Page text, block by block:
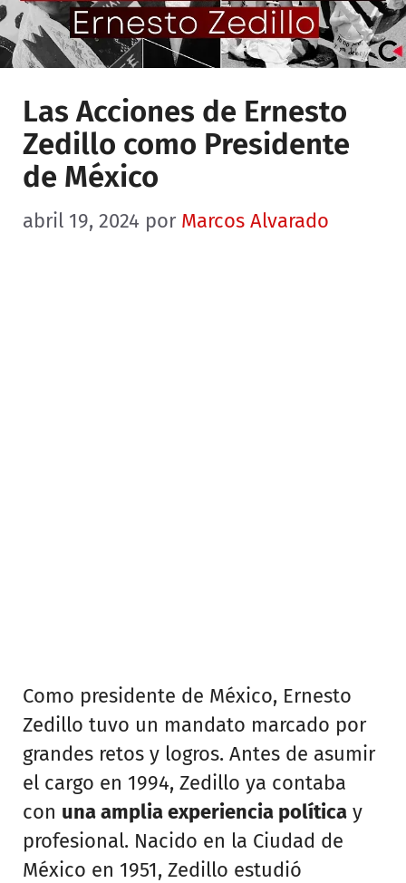
Las Acciones de Ernesto
Zedillo como Presidente
de México
abril 19, 2024 por Marcos Alvarado
Como presidente de México, Ernesto
Zedillo tuvo un mandato marcado por
grandes retos y logros. Antes de asumir
el cargo en 1994, Zedillo ya contaba
con una amplia experiencia política y
profesional. Nacido en la Ciudad de
México en 1951, Zedillo estudió